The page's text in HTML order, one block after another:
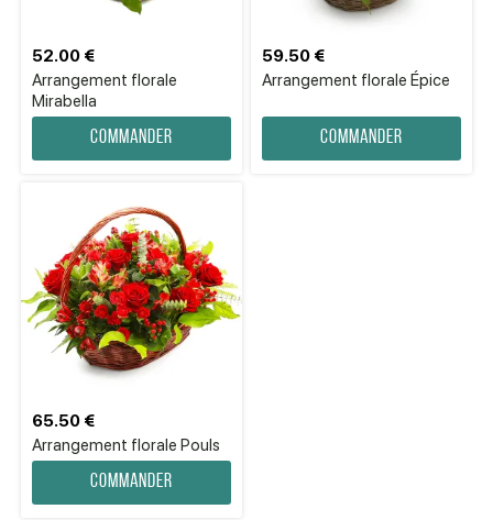
Arrangement florale
Mirabella
52.00 €
Commander
Arrangement florale Épice
59.50 €
Commander
Arrangement florale Pouls
65.50 €
Commander